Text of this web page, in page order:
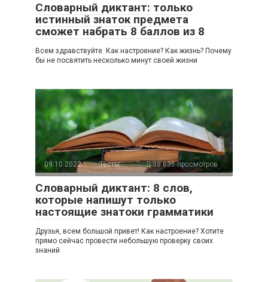
Словарный диктант: только
истинный знаток предмета
сможет набрать 8 баллов из 8
Всем здравствуйте. Как настроение? Как жизнь? Почему
бы не посвятить несколько минут своей жизни
09.10.2022 Тесты 38 636 просмотров
Словарный диктант: 8 слов,
которые напишут только
настоящие знатоки грамматики
Друзья, всем большой привет! Как настроение? Хотите
прямо сейчас провести небольшую проверку своих
знаний